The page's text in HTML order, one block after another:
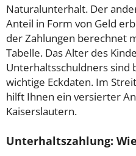
Naturalunterhalt. Der
Anteil in Form von Geld
der Zahlungen berechnet
Tabelle. Das Alter des
Unterhaltsschuldners sind
wichtige Eckdaten. Im
hilft Ihnen ein versierter
Kaiserslautern.
Unterhaltszahlung: